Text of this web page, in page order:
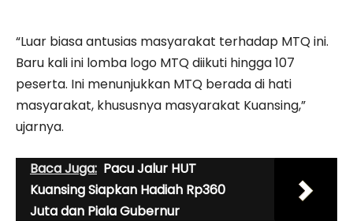
“Luar biasa antusias masyarakat terhadap MTQ ini.
Baru kali ini lomba logo MTQ diikuti hingga 107
peserta. Ini menunjukkan MTQ berada di hati
masyarakat, khususnya masyarakat Kuansing,”
ujarnya.
Baca Juga: Pacu Jalur HUT
Kuansing Siapkan Hadiah Rp360
Juta dan Piala Gubernur